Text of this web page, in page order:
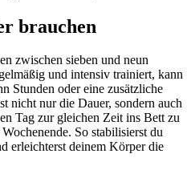
brauchen
zwischen sieben und neun
und intensiv trainiert, kann
Stunden oder eine zusätzliche
nicht nur die Dauer, sondern auch
Tag zur gleichen Zeit ins Bett zu
So stabilisierst du
erleichterst deinem Körper die